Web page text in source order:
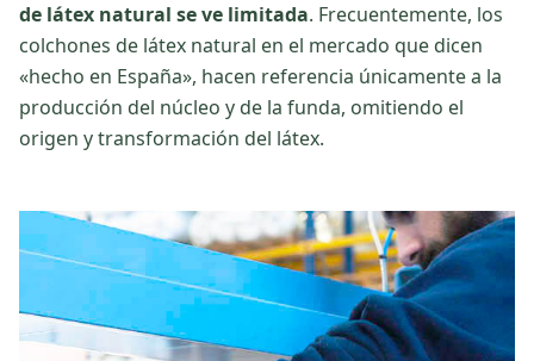
de látex natural se ve limitada. Frecuentemente, los
colchones de látex natural en el mercado que dicen
«hecho en España», hacen referencia únicamente a la
producción del núcleo y de la funda, omitiendo el
origen y transformación del látex.